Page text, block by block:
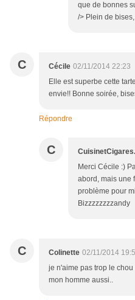
que de bonnes
/> Plein de
C Cécile 02/11/2014 22:23
Elle est superbe cette
envie!! Bonne soirée,
Répondre
C
Merci Cécile :)
abord, mais une
problème pour
Bizzzzzzzzandy
C Colinette 02/11/2014
je n'aime pas trop le
mon homme aussi..